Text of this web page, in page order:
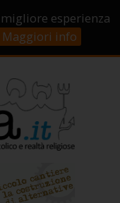
esperienza
Maggiori info
di crowdfunding
Chi Siamo